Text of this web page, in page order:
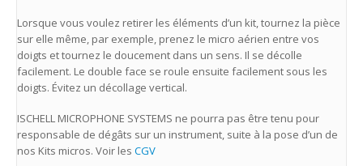
Lorsque vous voulez retirer les éléments d’un kit, tournez la pièce
sur elle même, par exemple, prenez le micro aérien entre vos
doigts et tournez le doucement dans un sens. Il se décolle
facilement. Le double face se roule ensuite facilement sous les
doigts. Évitez un décollage vertical.
ISCHELL MICROPHONE SYSTEMS ne pourra pas être tenu pour
responsable de dégâts sur un instrument, suite à la pose d’un de
nos Kits micros. Voir les CGV